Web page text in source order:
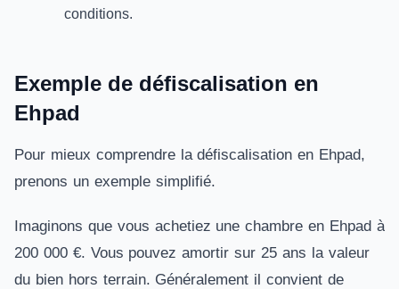
conditions.
Exemple de défiscalisation en
Ehpad
Pour mieux comprendre la défiscalisation en Ehpad,
prenons un exemple simplifié.
Imaginons que vous achetiez une chambre en Ehpad à
200 000 €. Vous pouvez amortir sur 25 ans la valeur
du bien hors terrain. Généralement il convient de